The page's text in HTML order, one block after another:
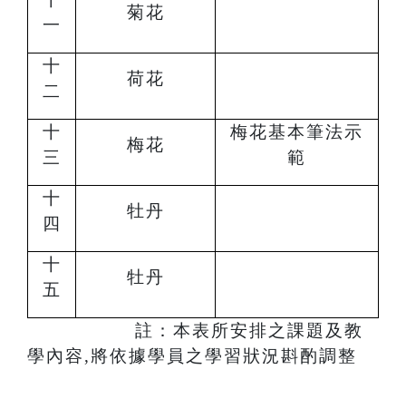
一
菊花
十
二
荷花
十
三
梅花
梅花基本筆法示
範
十
四
牡丹
十
五
牡丹
註：本表所安排之課題及教
學內容,將依據學員之學習狀況斟酌調整